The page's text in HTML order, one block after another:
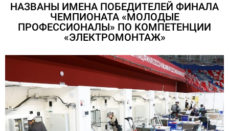
НАЗВАНЫ ИМЕНА ПОБЕДИТЕЛЕЙ ФИНАЛА
ЧЕМПИОНАТА «МОЛОДЫЕ
ПРОФЕССИОНАЛЫ» ПО КОМПЕТЕНЦИИ
«ЭЛЕКТРОМОНТАЖ»